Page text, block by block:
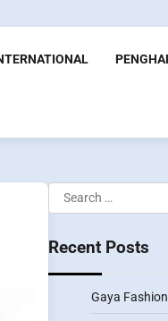
Search
for:
Recent Posts
Gaya